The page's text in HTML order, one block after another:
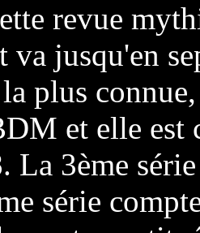
revue
va jusqu'en
plus
et elle est
La 3ème
série